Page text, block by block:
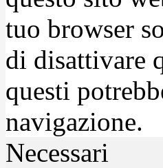
tuo browser
di disattivare
questi
navigazione.
Necessari